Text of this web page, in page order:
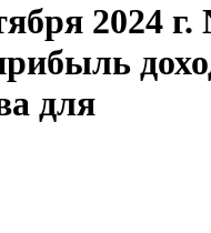
2024 г.
для